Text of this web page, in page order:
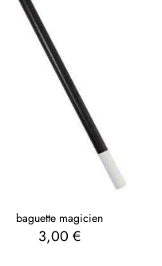
baguette magicien
3,00 €